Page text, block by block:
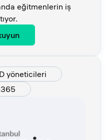
eğitmenlerin iş
yöneticileri